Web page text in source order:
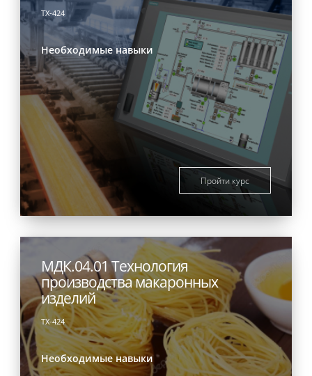
ТХ-424
Необходимые навыки
Пройти курс
МДК.04.01 Технология
производства макаронных
изделий
ТХ-424
Необходимые навыки